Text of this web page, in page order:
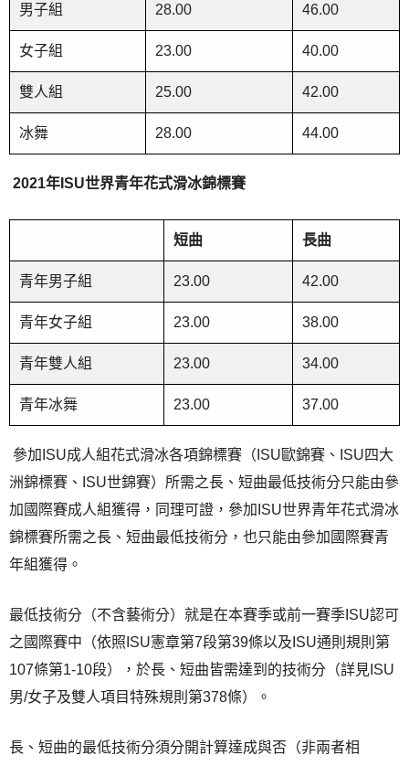
男子組 28.00 46.00
女子組 23.00 40.00
雙人組 25.00 42.00
冰舞 28.00 44.00
2021年 ISU世界青年花式滑冰錦標賽
短曲 長曲
青年男子組 23.00 42.00
青年女子組 23.00 38.00
青年雙人組 23.00 34.00
青年冰舞 23.00 37.00
參加ISU成人組花式滑冰各項錦標賽（ISU歐錦賽、ISU四大
洲錦標賽、ISU世錦賽）所需之長、短曲最低技術分只能由參
加國際賽成人組獲得，同理可證，參加ISU世界青年花式滑冰
錦標賽所需之長、短曲最低技術分，也只能由參加國際賽青
年組獲得。
最低技術分（不含藝術分）就是在本賽季或前一賽季ISU認可
之國際賽中（依照ISU憲章第7段第39條以及ISU通則規則第
107條第1-10段），於長、短曲皆需達到的技術分（詳見ISU
男/女子及雙人項目特殊規則第378條）。
長、短曲的最低技術分須分開計算達成與否（非兩者相